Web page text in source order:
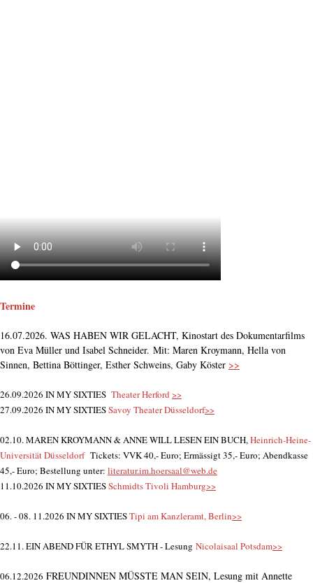
Termine
16.07.2026. WAS HABEN WIR GELACHT, Kinostart des Dokumentarfilms
von Eva Müller und Isabel Schneider. Mit: Maren Kroymann, Hella von
Sinnen, Bettina Böttinger, Esther Schweins, Gaby Köster >>
26.09.2026 IN MY SIXTIES Theater Herford >>
27.09.2026 IN MY SIXTIESSavoy Theater Düsseldorf>>
02.10. MAREN KROYMANN & ANNE WILL LESEN EIN BUCH, Heinrich-Heine-
Universität Düsseldorf Tickets: VVK 40,- Euro; Ermässigt 35,- Euro; Abendkasse
45,- Euro; Bestellung unter: literatur.im.hoersaal@web.de
11.10.2026 IN MY SIXTIESSchmidts Tivoli Hamburg>>
06. - 08. 11.2026 IN MY SIXTIESTipi am Kanzleramt, Berlin>>
22.11. EIN ABEND FÜR ETHYL SMYTH - Lesung Nicolaisaal Potsdam>>
06.12.2026 FREUNDINNEN MÜSSTE MAN SEIN, Lesung mit Annette